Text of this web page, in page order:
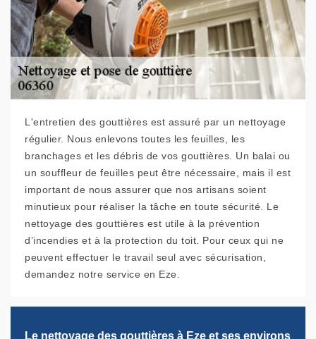
L'entretien des gouttières est assuré par un nettoyage
régulier. Nous enlevons toutes les feuilles, les
branchages et les débris de vos gouttières. Un balai ou
un souffleur de feuilles peut être nécessaire, mais il est
important de nous assurer que nos artisans soient
minutieux pour réaliser la tâche en toute sécurité. Le
nettoyage des gouttières est utile à la prévention
d’incendies et à la protection du toit. Pour ceux qui ne
peuvent effectuer le travail seul avec sécurisation,
demandez notre service en Eze.
Le nettoyage des gouttières à Eze et ses environs